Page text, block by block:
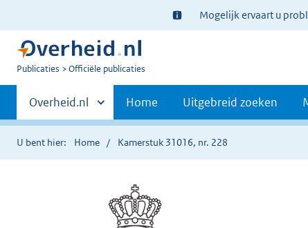
Ter
informatie:
Mogelijk ervaart u
U
Publicaties Officiële publicaties
Primaire
navigatie
Andere
sites
binnen
Overheid.nl Home Uitgebreid zoeken
U bent hier: Home Kamerstuk 31016, nr. 228